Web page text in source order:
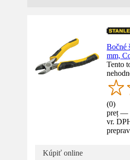
Bočné
mm,
Tento
(0)
preț —
vr.
Kúpiť online